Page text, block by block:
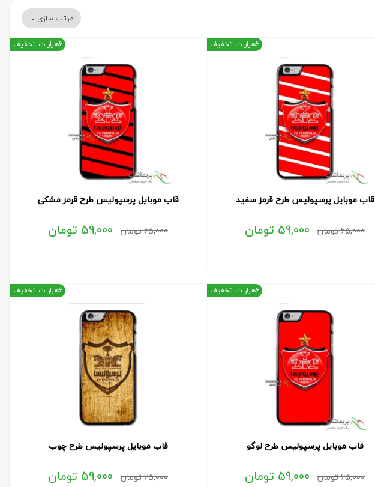
مرتب سازی
قاب موبایل پرسپولیس طرح قرمز سفید
65,000تومان تومان
6هزار ت تخفیف
قاب موبایل پرسپولیس طرح قرمز مشکی
65,000تومان تومان
6هزار ت تخفیف
قاب موبایل پرسپولیس طرح لوگو
65,000تومان تومان
6هزار ت تخفیف
قاب موبایل پرسپولیس طرح چوب
65,000تومان تومان
6هزار ت تخفیف